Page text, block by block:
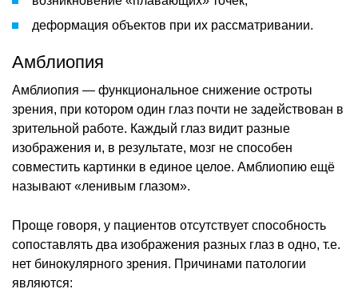
деформация объектов при их рассматривании.
Амблиопия
Амблиопия — функциональное снижение остроты
зрения, при котором один глаз почти не задействован в
зрительной работе. Каждый глаз видит разные
изображения и, в результате, мозг не способен
совместить картинки в единое целое. Амблиопию ещё
называют «ленивым глазом».
Проще говоря, у пациентов отсутствует способность
сопоставлять два изображения разных глаз в одно, т.е.
нет бинокулярного зрения. Причинами патологии
являются: